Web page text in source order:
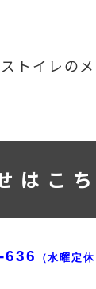
トイレの
はこち
636 （水曜定休